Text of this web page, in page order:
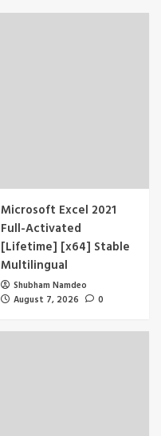
Microsoft Excel 2021
Full-Activated
[Lifetime] [x64] Stable
Multilingual
Shubham Namdeo
August 7, 2026
0